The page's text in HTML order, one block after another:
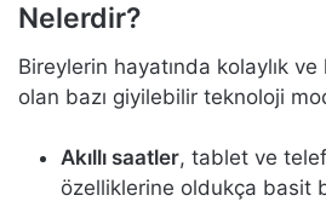
Nelerdir?
Bireylerin hayatında kolaylık
olan bazı giyilebilir teknoloji
Akıllı saatler, tablet ve
özelliklerine oldukça basit